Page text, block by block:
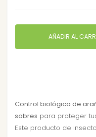
AÑADIR AL
Control biológico de
sobres para proteger
Este producto de